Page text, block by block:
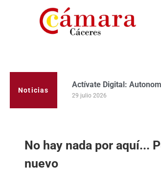
Noticias
Actívate Digital:
29 julio 2026
No hay nada por aquí...
nuevo